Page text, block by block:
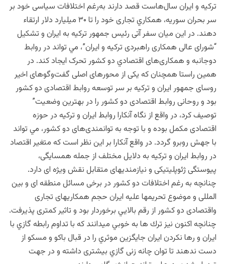
ترکیه و ایران سال‌هاست قصد دارند به‌رغم اختلافات سیاسی خود بر
سر بحران سوریه، همكاري تجاری خود را تا ۳۰ میلیارد دلار ارتقاء
دهند. در اين ميان سفر آتی رئیس جمهور ترکیه به ایران و تشکیل
“شورای‌ عالی همکاری راهبردی ترکیه و ایران”، مي تواند در روابط
دوجانبه و همکاری‌های اقتصادي دو کشور تحرک ایجاد كند. در
همين راستا همچنان كه یکی از محورهای اصلی گفت‌وگوهای اخير
روسای جمهور ایران و ترکیه بر سر توسعه روابط اقتصادی دو کشور
بود و روحانی روابط اقتصادی دو کشور را در بهترین وضعیت”
توصیف کرد، در واقع از نگاه آنكارا روابط ایران و ترکیه در حوزه
اقتصادی مكمل بوده و با توجه به توانمندی‌های دو کشور، مي تواند
با جهش روبرو گردد. در واقع آنكارا بر اين نظر است كه متغير اقتصاد
در روابط ایران و ترکیه به دلایل مختلف از جمله همسایگی،
پیوستگی ژئوپلیتیکی و نیازمندیهای متقابل نقش ویژه ای دارد.
چنانچه به رغم اختلافات دو کشور در برخی مسائل منطقه ای و بین
المللی و موضوع تحریمها علیه ایران حجم همکاریهای تجاری
واقتصادی دو کشور از رقم بالايي برخوردار بود و تاثير کمتری پذیرفت.
چنانچه اكنون نيز ترك ها به خوبي ميدانند كه با تداوم رابطه گازي با
ايران و رها نکردن ایران جايگزين موثري را در قبال باکو و مسکو از
دست ندهند تا توان چانه زنی گازي بیشتری داشته و در جهت